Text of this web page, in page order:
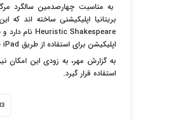
به مناسبت چهارصدمین سالگرد
بریتانیا اپلیکیشنی ساخته اند
Heuristic Shakespeare نام دارد
اپلیکیشن برای استفاده از طریق iPad
استفاده قرار گیرد.